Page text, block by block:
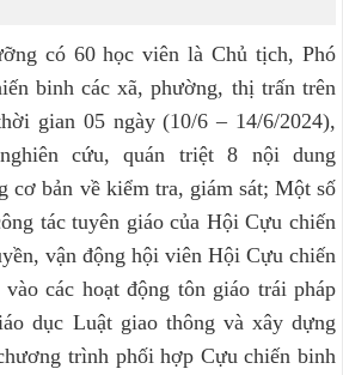
có 60 học viên là Chủ tịch, Phó
binh các xã, phường, thị trấn trên
gian 05 ngày (10/6 – 14/6/2024),
cứu, quán triệt 8 nội dung
cơ bản về kiểm tra, giám sát; Một số
tác tuyên giáo của Hội Cựu chiến
vận động hội viên Hội Cựu chiến
các hoạt động tôn giáo trái pháp
dục Luật giao thông và xây dựng
trình phối hợp Cựu chiến binh